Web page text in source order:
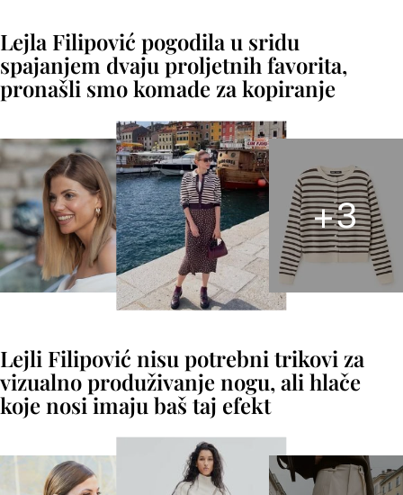
Lejla Filipović pogodila u sridu
spajanjem dvaju proljetnih favorita,
pronašli smo komade za kopiranje
+3
Lejli Filipović nisu potrebni trikovi za
vizualno produživanje nogu, ali hlače
koje nosi imaju baš taj efekt